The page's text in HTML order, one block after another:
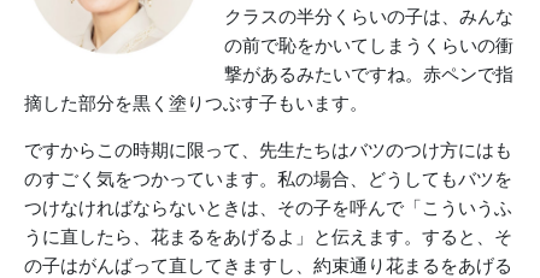
クラスの半分くらいの子は、みんな
の前で恥をかいてしまうくらいの衝
撃があるみたいですね。赤ペンで指
摘した部分を黒く塗りつぶす子もいます。
ですからこの時期に限って、先生たちはバツのつけ方にはも
のすごく気をつかっています。私の場合、どうしてもバツを
つけなければならないときは、その子を呼んで「こういうふ
うに直したら、花まるをあげるよ」と伝えます。すると、そ
の子はがんばって直してきますし、約束通り花まるをあげる